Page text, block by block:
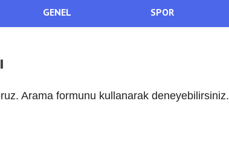
GENEL SPOR
Arama formunu kullanarak deneyebilirsiniz.